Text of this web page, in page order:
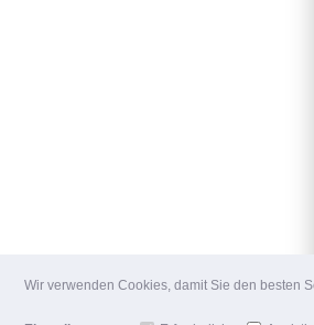
Wir verwenden Cookies, damit Sie den besten